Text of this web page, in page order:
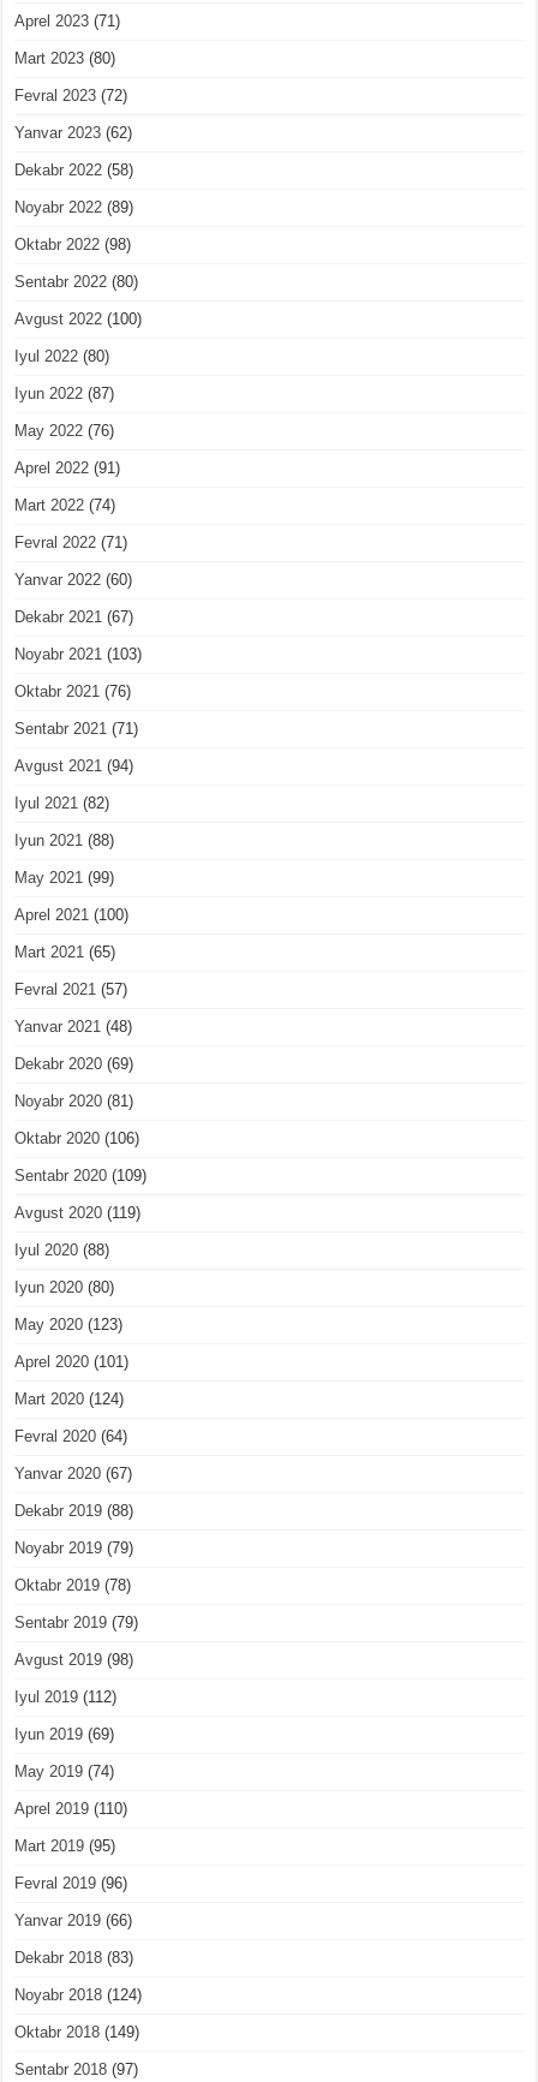
Aprel 2023 (71)
Mart 2023 (80)
Fevral 2023 (72)
Yanvar 2023 (62)
Dekabr 2022 (58)
Noyabr 2022 (89)
Oktabr 2022 (98)
Sentabr 2022 (80)
Avgust 2022 (100)
Iyul 2022 (80)
Iyun 2022 (87)
May 2022 (76)
Aprel 2022 (91)
Mart 2022 (74)
Fevral 2022 (71)
Yanvar 2022 (60)
Dekabr 2021 (67)
Noyabr 2021 (103)
Oktabr 2021 (76)
Sentabr 2021 (71)
Avgust 2021 (94)
Iyul 2021 (82)
Iyun 2021 (88)
May 2021 (99)
Aprel 2021 (100)
Mart 2021 (65)
Fevral 2021 (57)
Yanvar 2021 (48)
Dekabr 2020 (69)
Noyabr 2020 (81)
Oktabr 2020 (106)
Sentabr 2020 (109)
Avgust 2020 (119)
Iyul 2020 (88)
Iyun 2020 (80)
May 2020 (123)
Aprel 2020 (101)
Mart 2020 (124)
Fevral 2020 (64)
Yanvar 2020 (67)
Dekabr 2019 (88)
Noyabr 2019 (79)
Oktabr 2019 (78)
Sentabr 2019 (79)
Avgust 2019 (98)
Iyul 2019 (112)
Iyun 2019 (69)
May 2019 (74)
Aprel 2019 (110)
Mart 2019 (95)
Fevral 2019 (96)
Yanvar 2019 (66)
Dekabr 2018 (83)
Noyabr 2018 (124)
Oktabr 2018 (149)
Sentabr 2018 (97)